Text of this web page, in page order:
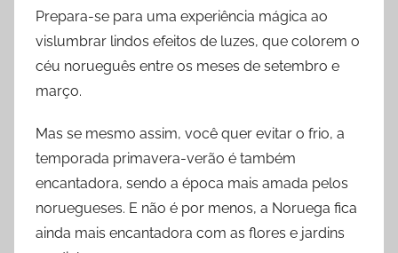
Prepara-se para uma experiência mágica ao
vislumbrar lindos efeitos de luzes, que colorem o
céu norueguês entre os meses de setembro e
março.
Mas se mesmo assim, você quer evitar o frio, a
temporada primavera-verão é também
encantadora, sendo a época mais amada pelos
noruegueses. E não é por menos, a Noruega fica
ainda mais encantadora com as flores e jardins